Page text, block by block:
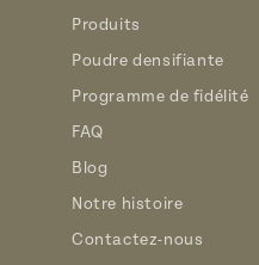
Produits
Poudre densifiante
Programme de fidélité
FAQ
Blog
Notre histoire
Contactez-nous